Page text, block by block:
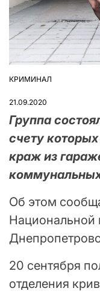
ОПУБЛІКУВАТИ
КРИМИНАЛ
21.09.2020
Группа
счету
краж из
Об этом
Национальной
20 сентября
отделения